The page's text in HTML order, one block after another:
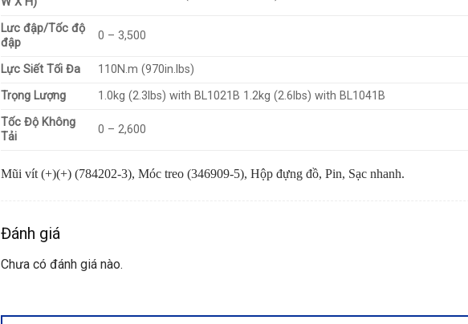
Lưc đập/Tốc độ
đập
0 – 3,500
Lực Siết Tối Đa
110N.m (970in.lbs)
Trọng Lượng
1.0kg (2.3lbs) with BL1021B 1.2kg (2.6lbs) with BL1041B
Tốc Độ Không
Tải
0 – 2,600
Mũi vít (+)(+) (784202-3), Móc treo (346909-5), Hộp đựng đồ, Pin, Sạc nhanh.
Đánh giá
Chưa có đánh giá nào.